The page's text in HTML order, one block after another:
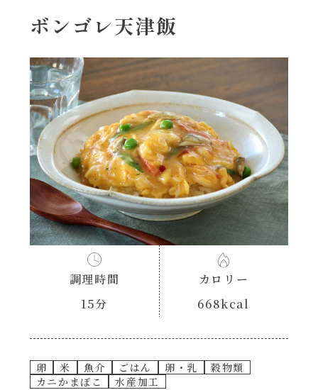
果実のレシピ
朝シャン（パン派）
ヘルシー（150kcal以下）
時短（調理時間10分以下）
お弁当
おつまみ/おやつ
主菜
副菜
あえるハコネーゼミートソース
あえるハコネーゼ明太子
あえるハコネーゼナポリタン
あえるハコネーゼジェノベーゼ
あえるハコネーゼペペロンチーノ
あえるハコネーゼたらこクリーム
シャンタンシリーズ
創味のつゆ
ボンゴレ天津飯
調理時間
15分
カロリー
668kcal
卵 米 魚介 ごはん 卵・乳
穀物類
カニかまぼこ
水産加工